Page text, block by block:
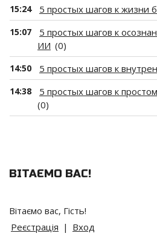
15:24 5 простых шагов к жизни
15:07
5 простых шагов к
ИИ (0)
14:50 5 простых шагов к
14:38
5 простых шагов к
(0)
ВІТАЄМО ВАС!
Вітаємо вас, Гість!
Реєстрація | Вход